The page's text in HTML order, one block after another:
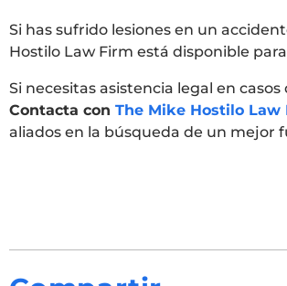
Si has sufrido lesiones en un
Hostilo Law Firm está disponible
Si necesitas asistencia legal en
Contacta con The Mike Hostilo Law
aliados en la búsqueda de un mejor